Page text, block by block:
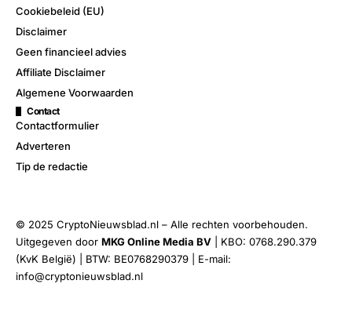
Cookiebeleid (EU)
Disclaimer
Geen financieel advies
Affiliate Disclaimer
Algemene Voorwaarden
Contact
Contactformulier
Adverteren
Tip de redactie
© 2025 CryptoNieuwsblad.nl – Alle rechten voorbehouden.
Uitgegeven door MKG Online Media BV | KBO: 0768.290.379
(KvK België) | BTW: BE0768290379 | E-mail:
info@cryptonieuwsblad.nl